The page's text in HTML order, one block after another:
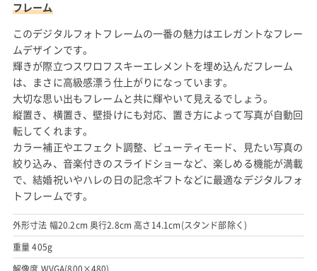
フレーム
このデジタルフォトフレームの一番の魅力はエレガントなフレー
ムデザインです。
輝きが際立つスワロフスキーエレメントを埋め込んだフレーム
は、まさに高級感漂う仕上がりになっています。
大切な思い出もフレームと共に輝やいて見えるでしょう。
縦置き、横置き、壁掛けにも対応、置き方によって写真が自動回
転してくれます。
カラー補正やエフェクト調整、ビューティモード、見たい写真の
絞り込み、音楽付きのスライドショーなど、楽しめる機能が満載
で、結婚祝いやハレの日の記念ギフトなどに最適なデジタルフォ
トフレームです。
外形寸法 幅20.2cm 奥行2.8cm 高さ14.1cm(スタンド部除く)
重量 405g